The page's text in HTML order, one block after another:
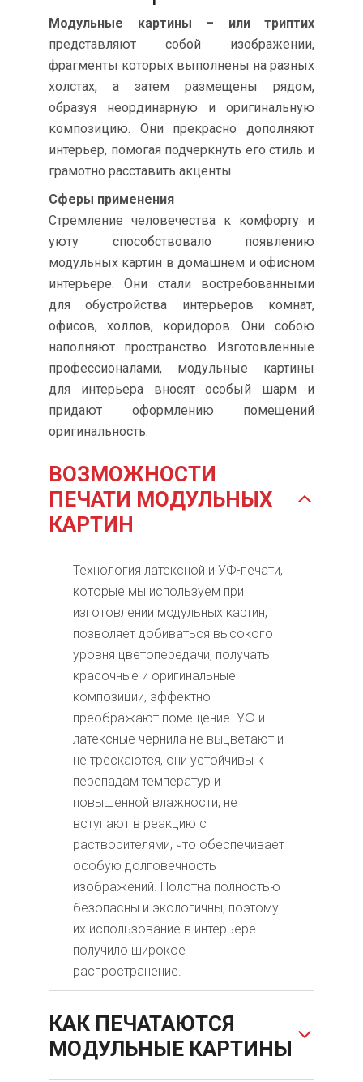
Модульные картины – или триптих
представляют собой изображении,
фрагменты которых выполнены на разных
холстах, а затем размещены рядом,
образуя неординарную и оригинальную
композицию. Они прекрасно дополняют
интерьер, помогая подчеркнуть его стиль и
грамотно расставить акценты.
Сферы применения
Стремление человечества к комфорту и
уюту способствовало появлению
модульных картин в домашнем и офисном
интерьере. Они стали востребованными
для обустройства интерьеров комнат,
офисов, холлов, коридоров. Они собою
наполняют пространство. Изготовленные
профессионалами, модульные картины
для интерьера вносят особый шарм и
придают оформлению помещений
оригинальность.
ВОЗМОЖНОСТИ
ПЕЧАТИ МОДУЛЬНЫХ
КАРТИН
Технология латексной и УФ-печати,
которые мы используем при
изготовлении модульных картин,
позволяет добиваться высокого
уровня цветопередачи, получать
красочные и оригинальные
композиции, эффектно
преображают помещение. УФ и
латексные чернила не выцветают и
не трескаются, они устойчивы к
перепадам температур и
повышенной влажности, не
вступают в реакцию с
растворителями, что обеспечивает
особую долговечность
изображений. Полотна полностью
безопасны и экологичны, поэтому
их использование в интерьере
получило широкое
распространение.
КАК ПЕЧАТАЮТСЯ
МОДУЛЬНЫЕ КАРТИНЫ